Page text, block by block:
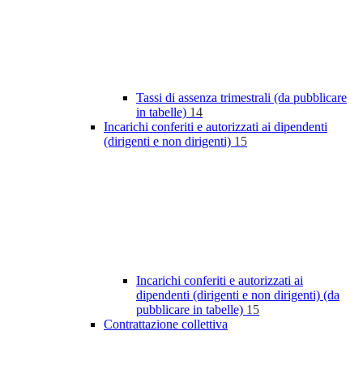
Tassi di assenza trimestrali (da pubblicare
in tabelle) 14
Incarichi conferiti e autorizzati ai dipendenti
(dirigenti e non dirigenti) 15
Incarichi conferiti e autorizzati ai
dipendenti (dirigenti e non dirigenti) (da
pubblicare in tabelle) 15
Contrattazione collettiva